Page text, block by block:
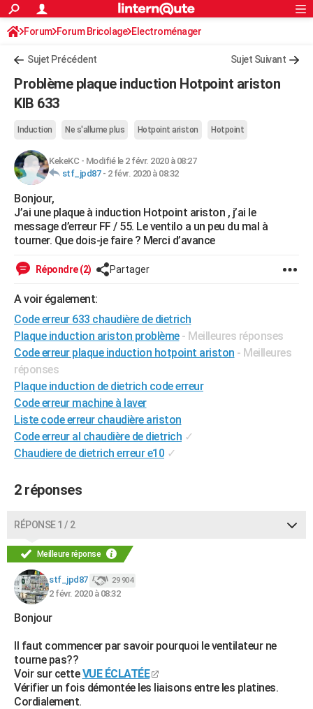
ACTUALITÉS
Politique
Société
Faits Divers
Education
Monde
Villes
+
Programme TV
TNTStreaming
Cinéma
Sorties cinéma
Musique
+FINANCE
Retraite
Impôts
Epargne
Immobilier
Risques naturels par ville
Banque
Assurance
Crédit
AUTO
Essais
Réserver un essai
Citadines
Berlines
SUV
Forum auto
HIGH-TECH
Mobiles
Meilleur smartphone
Internet
Ordinateurs
Jeux vidéo
Guide high-tech
BRICOLAGE
Forum
Aménagement intérieur
Extérieur
Cuisine
Salle de bains
Jardinage
Rangement
WEEK-END
Guides de France
Escapades
Patrimoine
Expositions
Musées
Week-end nature
+LIFESTYLE
Art de vivre
Bien-être
Loisirs
Mode
Modes de vie
SANTE
Alimentation
Guide de la santé
Maladies
Médicaments
Sommeil
VOYAGE
Destinations
City break
Voyage nature
Voyage de noces
Forum
Climat
+PHOTO
GUIDES D'ACHAT
BONS PLANS
CARTE DE VOEUX
Carte de Noël
Carte Bonne année
Carte Saint-Valentin
Carte Pâques
Carte d'anniversaire
DICTIONNAIRE
COPAINS D'AVANT
S'inscrire
Se connecter
Lycées
Collèges
Primaires
Universités
Entreprises
Service militaire
Avis de recherche
AVIS DE DÉCÈS
FORUM
Bricolage
Lifestyle
Culture
Sport
Auto
Television
Voyage
Cinema
S'inscrire
Connexion
Forum Forum Bricolage Electroménager
Sujet Précédent Sujet Suivant
Problème plaque induction Hotpoint ariston
KIB 633
Induction Ne s'allume plus Hotpoint ariston Hotpoint
KekeKC - Modifié le 2 févr. 2020 à 08:27
stf_jpd87- 2 févr. 2020 à 08:32
Bonjour,
J’ai une plaque à induction Hotpoint ariston , j’ai le
message d’erreur FF / 55. Le ventilo a un peu du mal à
tourner. Que dois-je faire ? Merci d’avance
Répondre (2) Partager
A voir également:
Code erreur 633 chaudière de dietrich
Plaque induction ariston problème - Meilleures réponses
Code erreur plaque induction hotpoint ariston - Meilleures
réponses
Plaque induction de dietrich code erreur
Code erreur machine à laver
Liste code erreur chaudière ariston
Code erreur al chaudière de dietrich ✓
Chaudiere de dietrich erreur e10 ✓
2 réponses
RÉPONSE 1 / 2
Meilleure réponse
stf_jpd87 29 904
2 févr. 2020 à 08:32
Bonjour
Il faut commencer par savoir pourquoi le ventilateur ne
tourne pas??
Voir sur cetteVUE ÉCLATÉE
Vérifier un fois démontée les liaisons entre les platines.
Cordialement.